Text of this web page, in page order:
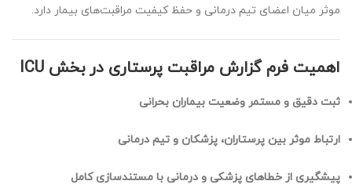
موثر میان اعضای تیم درمانی و حفظ کیفیت مراقبت‌های بیمار دارد.
اهمیت فرم گزارش مراقبت پرستاری در بخش ICU
ثبت دقیق و مستمر وضعیت بیماران بحرانی
ارتباط موثر بین پرستاران، پزشکان و تیم درمانی
پیشگیری از خطاهای پزشکی و درمانی با مستندسازی کامل